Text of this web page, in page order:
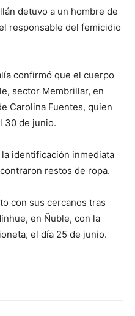
detuvo a un hombre de
responsable del femicidio
confirmó que el cuerpo
sector Membrillar, en
Carolina Fuentes, quien
30 de junio.
identificación inmediata
restos de ropa.
con sus cercanos tras
en Ñuble, con la
el día 25 de junio.